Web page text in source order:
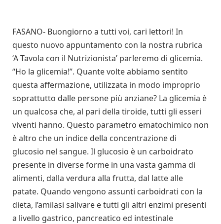
FASANO- Buongiorno a tutti voi, cari lettori! In
questo nuovo appuntamento con la nostra rubrica
‘A Tavola con il Nutrizionista’ parleremo di glicemia.
“Ho la glicemia!”. Quante volte abbiamo sentito
questa affermazione, utilizzata in modo improprio
soprattutto dalle persone più anziane? La glicemia è
un qualcosa che, al pari della tiroide, tutti gli esseri
viventi hanno. Questo parametro ematochimico non
è altro che un indice della concentrazione di
glucosio nel sangue. Il glucosio è un carboidrato
presente in diverse forme in una vasta gamma di
alimenti, dalla verdura alla frutta, dal latte alle
patate. Quando vengono assunti carboidrati con la
dieta, l’amilasi salivare e tutti gli altri enzimi presenti
a livello gastrico, pancreatico ed intestinale